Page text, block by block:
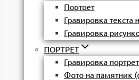
Портрет
Гравировка текста
Гравировка
ПОРТРЕТ
Гравировка
Фото на памятник